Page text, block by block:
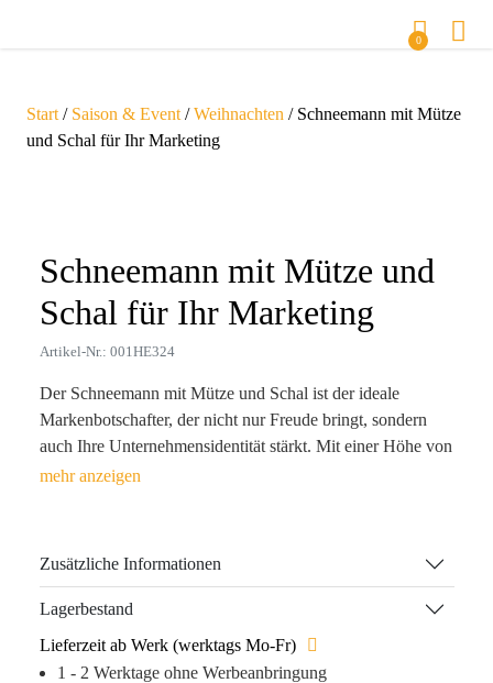
0
Start / Saison & Event /Weihnachten / Schneemann mit Mütze
und Schal für Ihr Marketing
Zoom
Schneemann mit Mütze und
Schal für Ihr Marketing
Artikel-Nr.: 001HE324
Der Schneemann mit Mütze und Schal ist der ideale
Markenbotschafter, der nicht nur Freude bringt, sondern
auch Ihre Unternehmensidentität stärkt. Mit einer Höhe von
15 cm und in einem ansprechenden weiß-blauen Design
Markenplatzierung (Thermotransfer) wird Ihr Logo
die Herzen Ihrer Kunden erobert.
Zusätzliche Informationen
Lagerbestand
Lieferzeit ab Werk (werktags Mo-Fr)
1 - 2 Werktage ohne Werbeanbringung